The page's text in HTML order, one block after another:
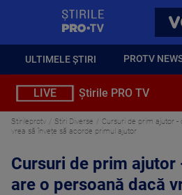
ULTIMELE ȘTIRI PROTV
LIVE Știrile PRO TV
Stirileprotv Stiri Diverse
Cursuri de prim ajutor
vrea să învețe să acorde primul ajutor
Cursuri de prim ajutor
are o persoană dacă